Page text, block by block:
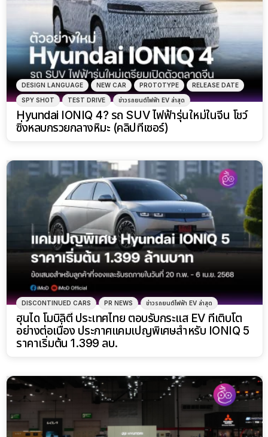
DESIGN LANGUAGE NEW CAR PROTOTYPE RELEASE DATE
SPY SHOT TEST DRIVE ข่าวรถยนต์ไฟฟ้า EV ล่าสุด
Hyundai IONIQ 4? รถ SUV ไฟฟ้ารุ่นใหม่ในจีน โชว์
ซิ่งหลบกรวยกลางหิมะ (คลิปทีเซอร์)
DISCONTINUED CARS PR NEWS ข่าวรถยนต์ไฟฟ้า EV ล่าสุด
ฮุนได โมบิลิตี้ ประเทศไทย ตอบรับกระแส EV ที่เติบโต
อย่างต่อเนื่อง ประกาศแคมเปญพิเศษสำหรับ IONIQ 5
ราคาเริ่มต้น 1.399 ลบ.